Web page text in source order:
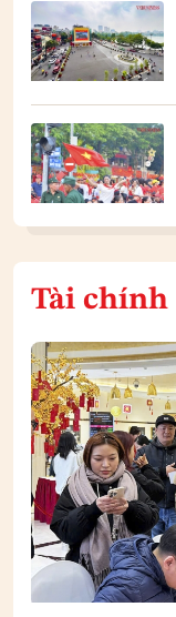
Tài chính